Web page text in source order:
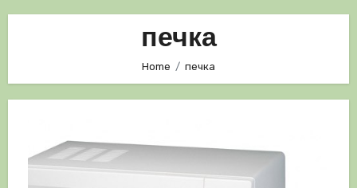
печка
Home печка